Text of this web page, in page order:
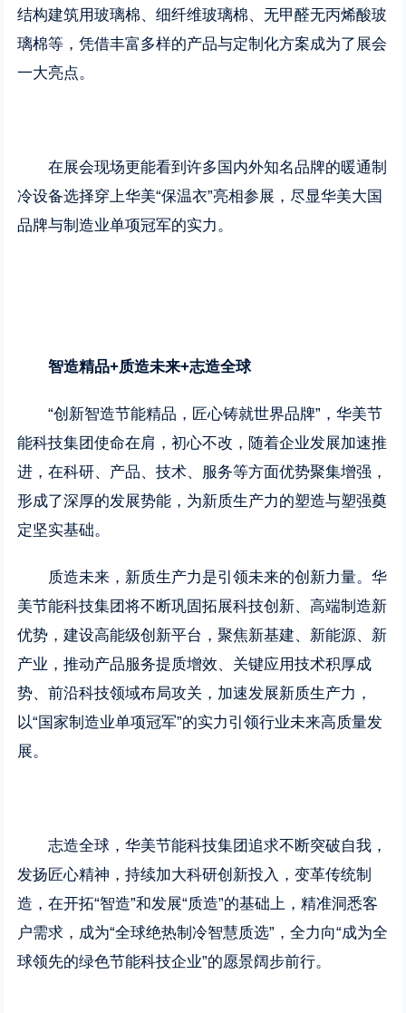
结构建筑用玻璃棉、细纤维玻璃棉、无甲醛无丙烯酸玻
璃棉等，凭借丰富多样的产品与定制化方案成为了展会
一大亮点。
在展会现场更能看到许多国内外知名品牌的暖通制
冷设备选择穿上华美“保温衣”亮相参展，尽显华美大国
品牌与制造业单项冠军的实力。
智造精品+质造未来+志造全球
“创新智造节能精品，匠心铸就世界品牌”，华美节
能科技集团使命在肩，初心不改，随着企业发展加速推
进，在科研、产品、技术、服务等方面优势聚集增强，
形成了深厚的发展势能，为新质生产力的塑造与塑强奠
定坚实基础。
质造未来，新质生产力是引领未来的创新力量。华
美节能科技集团将不断巩固拓展科技创新、高端制造新
优势，建设高能级创新平台，聚焦新基建、新能源、新
产业，推动产品服务提质增效、关键应用技术积厚成
势、前沿科技领域布局攻关，加速发展新质生产力，
以“国家制造业单项冠军”的实力引领行业未来高质量发
展。
志造全球，华美节能科技集团追求不断突破自我，
发扬匠心精神，持续加大科研创新投入，变革传统制
造，在开拓“智造”和发展“质造”的基础上，精准洞悉客
户需求，成为“全球绝热制冷智慧质选”，全力向“成为全
球领先的绿色节能科技企业”的愿景阔步前行。